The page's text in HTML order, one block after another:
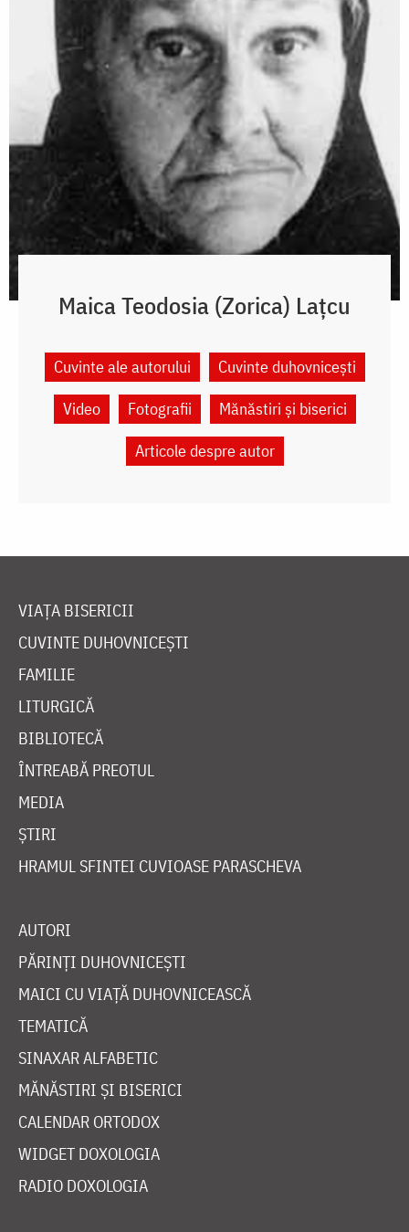
Maica Teodosia (Zorica) Lațcu
Cuvinte ale autorului
Cuvinte duhovnicești
Video
Fotografii
Mănăstiri și biserici
Articole despre autor
VIAȚA BISERICII
CUVINTE DUHOVNICEȘTI
FAMILIE
LITURGICĂ
BIBLIOTECĂ
ÎNTREABĂ PREOTUL
MEDIA
ȘTIRI
HRAMUL SFINTEI CUVIOASE PARASCHEVA
AUTORI
PĂRINȚI DUHOVNICEȘTI
MAICI CU VIAȚĂ DUHOVNICEASCĂ
TEMATICĂ
SINAXAR ALFABETIC
MĂNĂSTIRI ȘI BISERICI
CALENDAR ORTODOX
WIDGET DOXOLOGIA
RADIO DOXOLOGIA